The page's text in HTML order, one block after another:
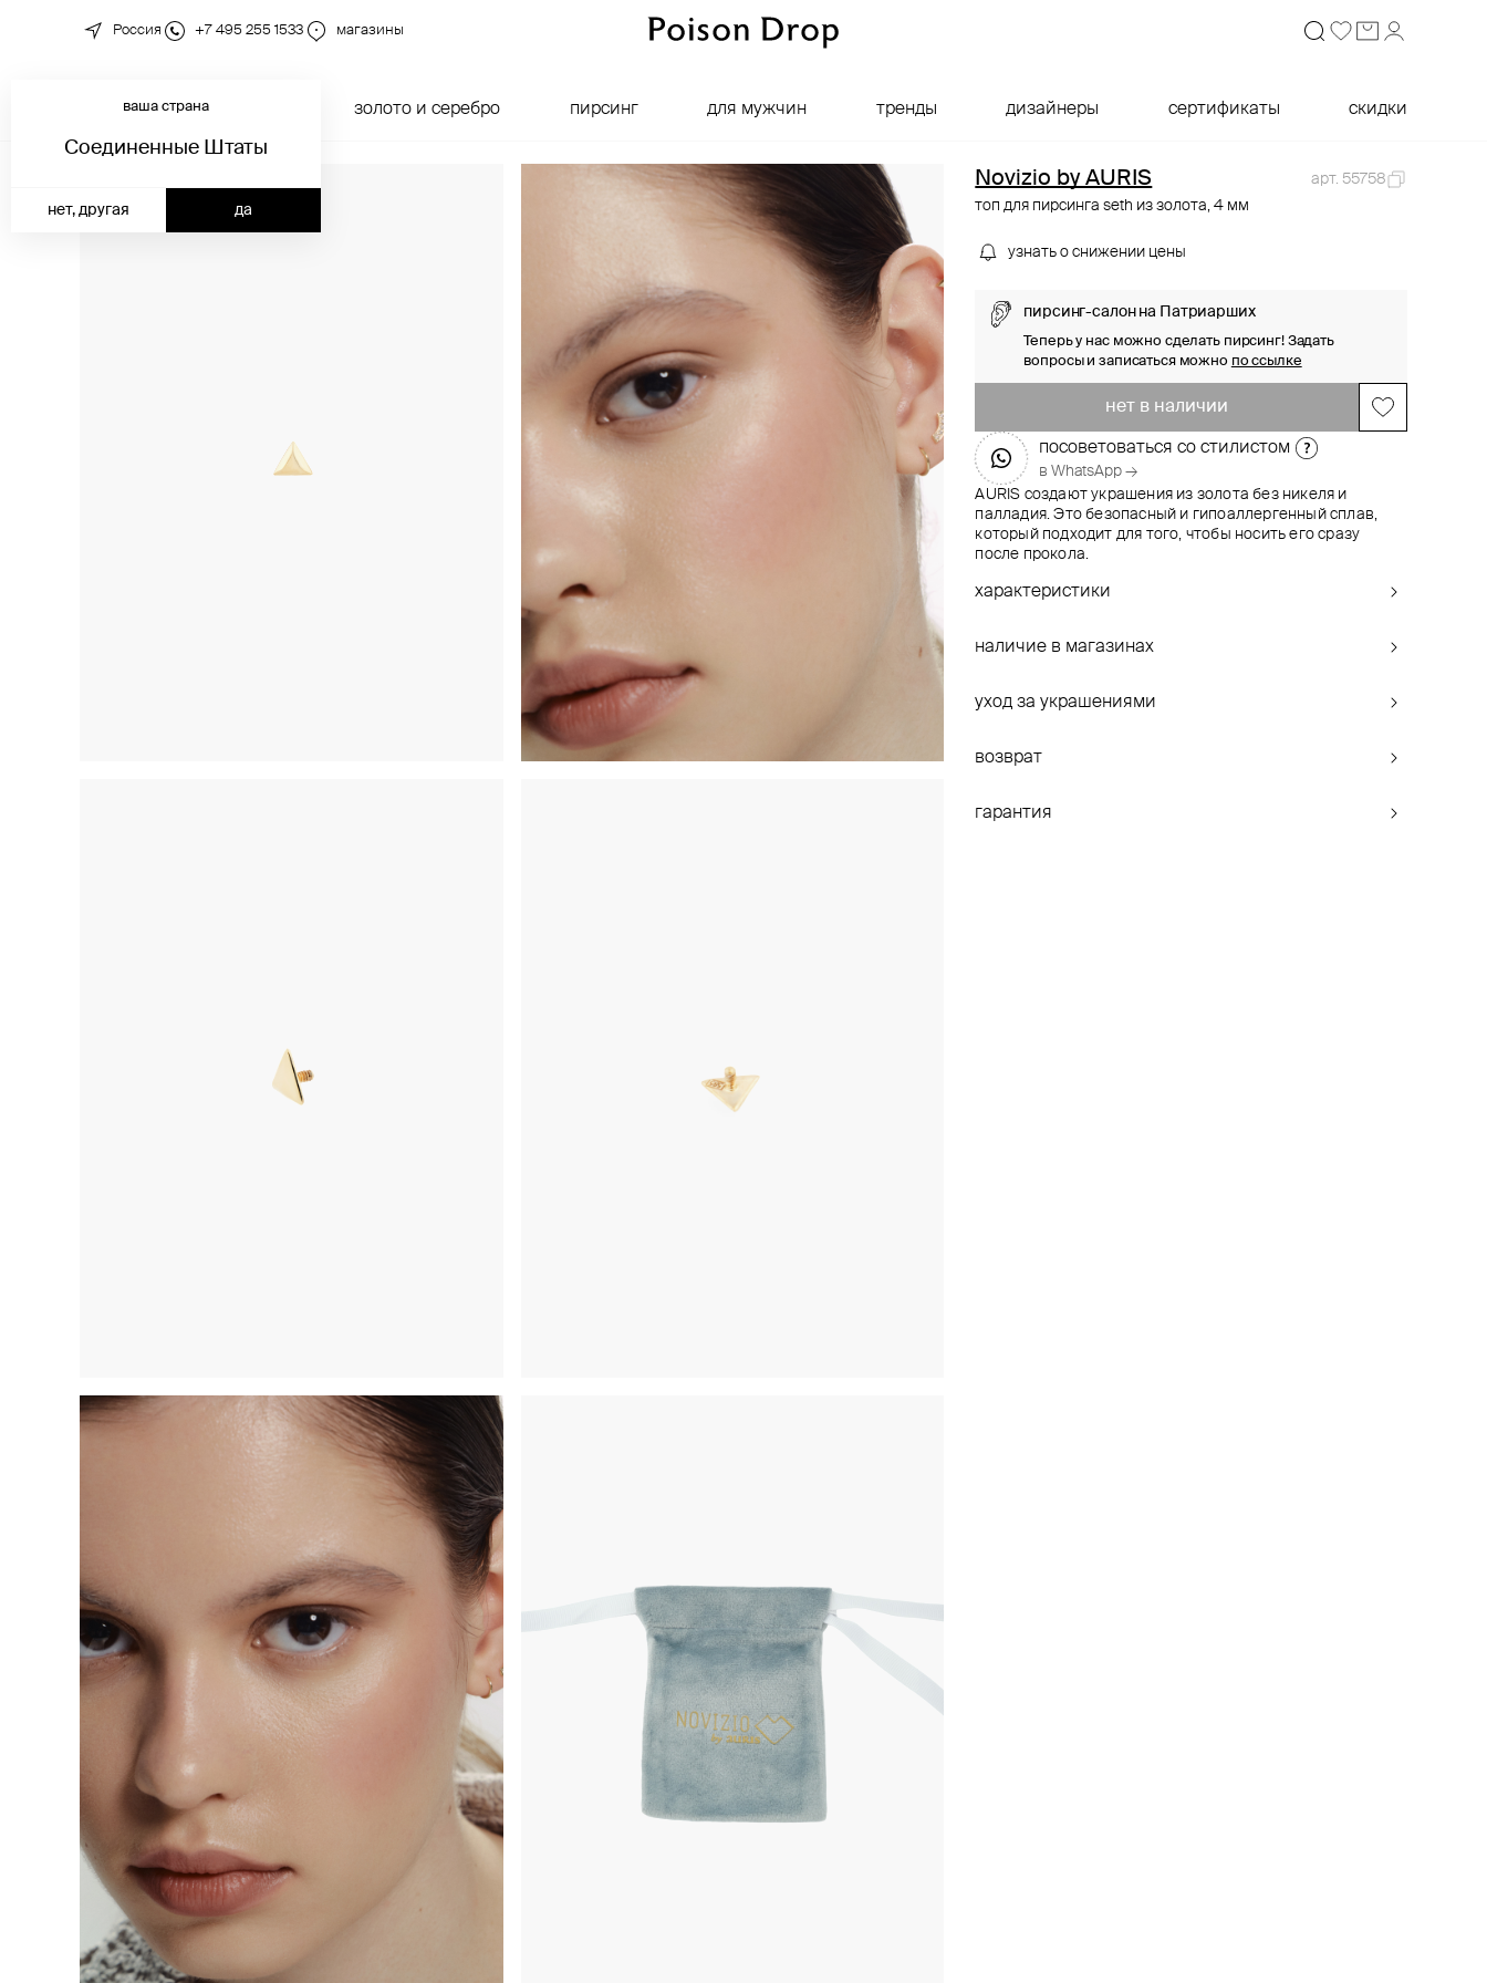
Россия +7 495 255 1533 магазины
новинки золото и серебро пирсинг для мужчин тренды дизайнеры сертификаты скидки
ваша страна
Соединенные Штаты
да
нет, другая
Novizio by AURIS
арт. 55758
топ для пирсинга seth из золота, 4 мм
узнать о снижении цены
пирсинг-салон на Патриарших
Теперь у нас можно сделать пирсинг! Задать
вопросы и записаться можно по ссылке
нет в наличии
посоветоваться со стилистом
в WhatsApp →
AURIS создают украшения из золота без никеля и
палладия. Это безопасный и гипоаллергенный сплав,
который подходит для того, чтобы носить его сразу
после прокола.
характеристики
наличие в магазинах
уход за украшениями
возврат
гарантия